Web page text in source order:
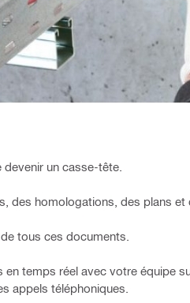
un casse-tête.
des homologations, des plans et
tous ces documents.
temps réel avec votre équipe
appels téléphoniques.